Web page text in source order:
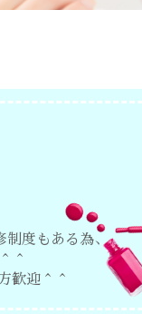
制度もある為、
＾
歓迎＾＾